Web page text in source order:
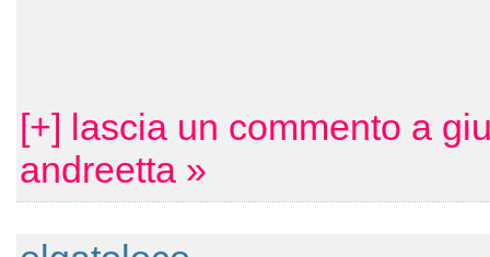
[+] lascia un commento a
andreetta »